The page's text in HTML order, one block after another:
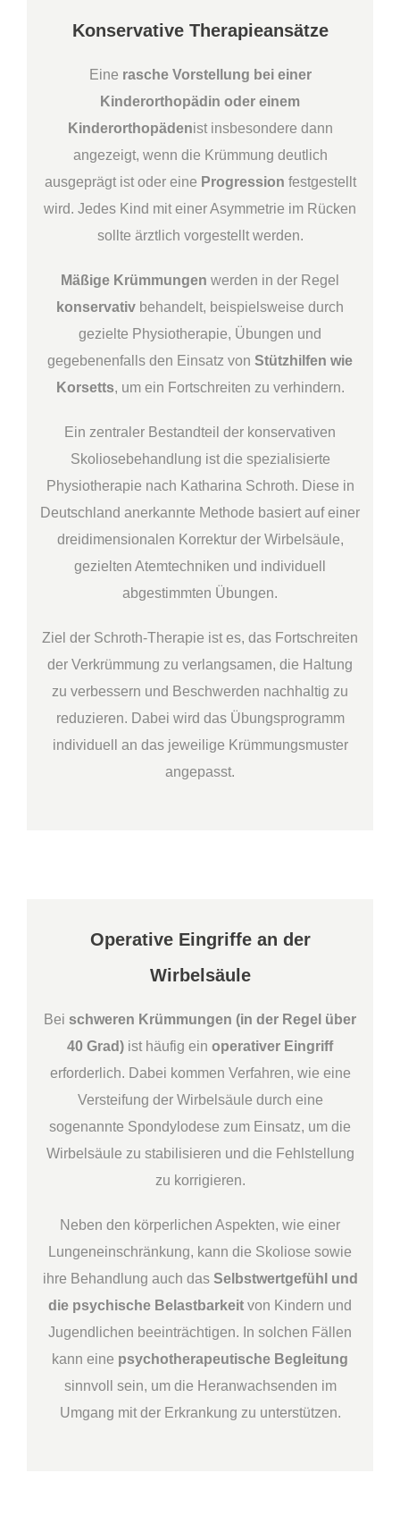
Konservative Therapieansätze
Eine rasche Vorstellung bei einer
Kinderorthopädin oder einem
Kinderorthopädenist insbesondere dann
angezeigt, wenn die Krümmung deutlich
ausgeprägt ist oder eine Progression festgestellt
wird. Jedes Kind mit einer Asymmetrie im Rücken
sollte ärztlich vorgestellt werden.
Mäßige Krümmungen werden in der Regel
konservativ behandelt, beispielsweise durch
gezielte Physiotherapie, Übungen und
gegebenenfalls den Einsatz von Stützhilfen wie
Korsetts, um ein Fortschreiten zu verhindern.
Ein zentraler Bestandteil der konservativen
Skoliosebehandlung ist die spezialisierte
Physiotherapie nach Katharina Schroth. Diese in
Deutschland anerkannte Methode basiert auf einer
dreidimensionalen Korrektur der Wirbelsäule,
gezielten Atemtechniken und individuell
abgestimmten Übungen.
Ziel der Schroth-Therapie ist es, das Fortschreiten
der Verkrümmung zu verlangsamen, die Haltung
zu verbessern und Beschwerden nachhaltig zu
reduzieren. Dabei wird das Übungsprogramm
individuell an das jeweilige Krümmungsmuster
angepasst.
Operative Eingriffe an der
Wirbelsäule
Bei schweren Krümmungen (in der Regel über
40 Grad) ist häufig ein operativer Eingriff
erforderlich. Dabei kommen Verfahren, wie eine
Versteifung der Wirbelsäule durch eine
sogenannte Spondylodese zum Einsatz, um die
Wirbelsäule zu stabilisieren und die Fehlstellung
zu korrigieren.
Neben den körperlichen Aspekten, wie einer
Lungeneinschränkung, kann die Skoliose sowie
ihre Behandlung auch das Selbstwertgefühl und
die psychische Belastbarkeit von Kindern und
Jugendlichen beeinträchtigen. In solchen Fällen
kann eine psychotherapeutische Begleitung
sinnvoll sein, um die Heranwachsenden im
Umgang mit der Erkrankung zu unterstützen.